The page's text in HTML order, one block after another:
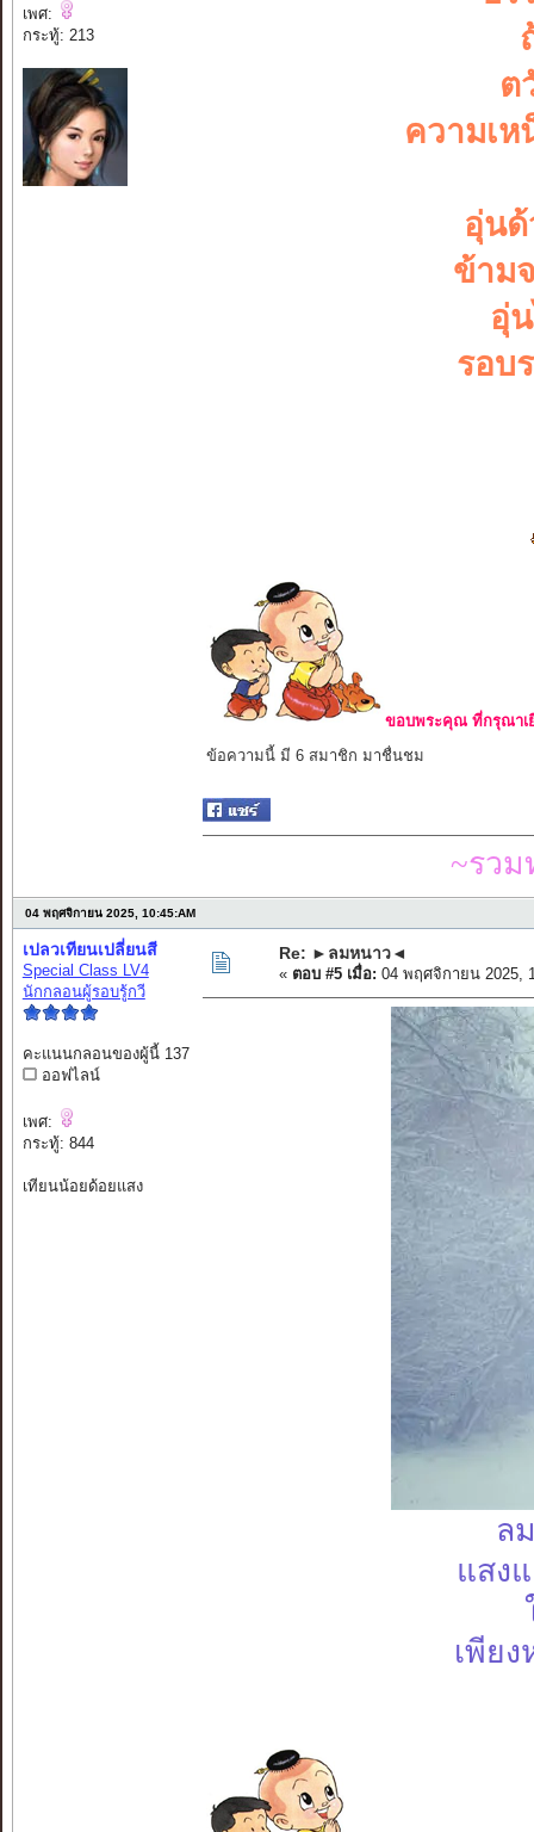
เพศ:
กระทู้: 213
ต
ความเ
อุ่นด้
ข้าม
อุ่
รอบ
ขอบพระคุณ ที่กรุณาเ
ข้อความนี้ มี 6 สมาชิก มาชื่นชม
~รวม
04 พฤศจิกายน 2025, 10:45:AM
เปลวเทียนเปลี่ยนสี
Special Class LV4
นักกลอนผู้รอบรู้กวี
คะแนนกลอนของผู้นี้ 137
ออฟไลน์
เพศ:
กระทู้: 844
เทียนน้อยด้อยแสง
Re: ►ลมหนาว◄
« ตอบ #5 เมื่อ: 04 พฤศจิกายน 2025,
ล
แสง
เพีย